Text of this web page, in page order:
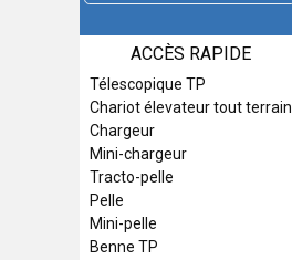
ACCÈS RAPIDE
Télescopique TP
Chariot élevateur tout terrain
Chargeur
Mini-chargeur
Tracto-pelle
Pelle
Mini-pelle
Benne TP